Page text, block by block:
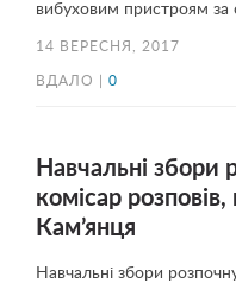
вибуховим пристроям
14 ВЕРЕСНЯ, 2017
ВДАЛО | 0
Навчальні збори
комісар
Кам’янця
Навчальні збори